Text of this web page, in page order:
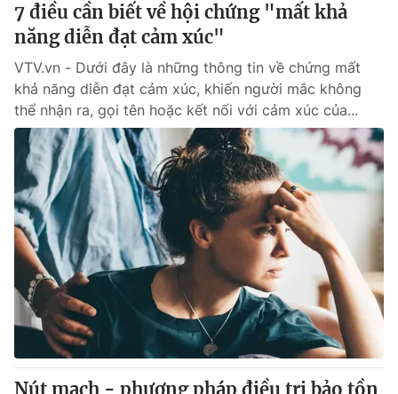
7 điều cần biết về hội chứng "mất khả
năng diễn đạt cảm xúc"
VTV.vn - Dưới đây là những thông tin về chứng mất
khả năng diễn đạt cảm xúc, khiến người mắc không
thể nhận ra, gọi tên hoặc kết nối với cảm xúc của...
Nút mạch - phương pháp điều trị bảo tồn